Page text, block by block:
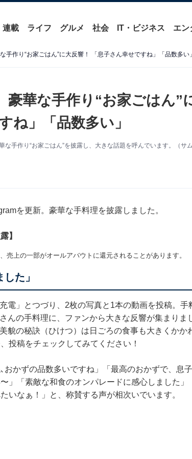
連載 ライフ グルメ 社会 IT・ビジネス エン
手作り“お家ごはん”に大反響！ 「息子さん幸せですね」「品数多い」
豪華な手作り“お家ごはん”
ね」「品数多い」
手作り“お家ごはん”を披露し、大きな話題を呼んでいます。（サ
を更新。豪華な手料理を披露しました。
】
上の一部がオールアバウトに還元されることがあります。
た」
電」とつづり、2枚の写真と1本の動画を投稿。手
んの手料理に、ファンから大きな反響が集まりま
貌の秘訣（ひけつ）は日ごろの食事も大きくかか
投稿をチェックしてみてください！
かずの品数多いですね」「最高のおかずで、息
」「素敵な和食のオンパレードに感心しました」
いなぁ！」と、称賛する声が相次いでいます。